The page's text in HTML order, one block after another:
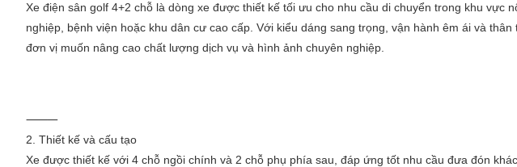
Xe điện sân golf 4+2 chỗ là dòng xe được thiết kế tối ưu cho nhu cầu di chuyển trong khu vực
nghiệp, bệnh viện hoặc khu dân cư cao cấp. Với kiểu dáng sang trọng, vận hành êm ái và
đơn vị muốn nâng cao chất lượng dịch vụ và hình ảnh chuyên nghiệp.
⸻
2. Thiết kế và cấu tạo
Xe được thiết kế với 4 chỗ ngồi chính và 2 chỗ phụ phía sau, đáp ứng tốt nhu cầu đưa đón